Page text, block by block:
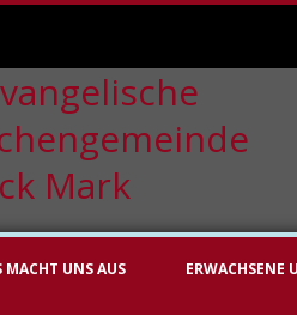
MACHT UNS AUS ERWACHSENE